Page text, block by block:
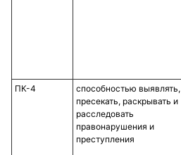
ПК-4
способностью выявлять,
пресекать, раскрывать и
расследовать
правонарушения и
преступления